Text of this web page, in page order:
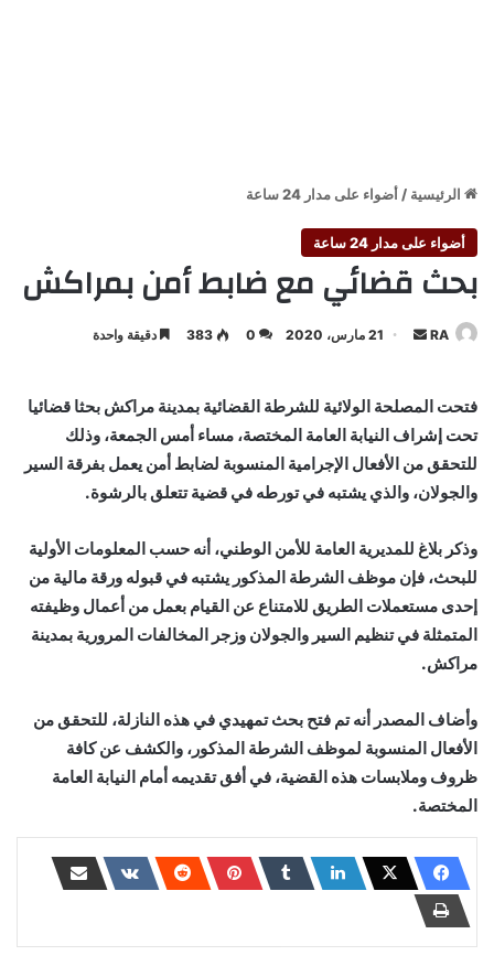
الرئيسية / أضواء على مدار 24 ساعة
أضواء على مدار 24 ساعة
بحث قضائي مع ضابط أمن بمراكش
RA
أرسل 21 مارس، 2020 0
383 دقيقة واحدة
فتحت المصلحة الولائية للشرطة القضائية بمدينة مراكش بحثا قضائيا
تحت إشراف النيابة العامة المختصة، مساء أمس الجمعة، وذلك
للتحقق من الأفعال الإجرامية المنسوبة لضابط أمن يعمل بفرقة السير
والجولان، والذي يشتبه في تورطه في قضية تتعلق بالرشوة.
وذكر بلاغ للمديرية العامة للأمن الوطني، أنه حسب المعلومات الأولية
للبحث، فإن موظف الشرطة المذكور يشتبه في قبوله ورقة مالية من
إحدى مستعملات الطريق للامتناع عن القيام بعمل من أعمال وظيفته
المتمثلة في تنظيم السير والجولان وزجر المخالفات المرورية بمدينة
مراكش.
وأضاف المصدر أنه تم فتح بحث تمهيدي في هذه النازلة، للتحقق من
الأفعال المنسوبة لموظف الشرطة المذكور، والكشف عن كافة
ظروف وملابسات هذه القضية، في أفق تقديمه أمام النيابة العامة
المختصة.